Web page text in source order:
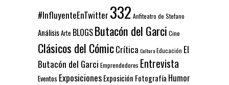
#InfluyenteEnTwitter 332 Anfiteatro de Stefano
AnálisisArte BLOGSButacón del Garci Cine
Clásicos del CómicCrítica CulturaEducación El
Butacón del Garci Emprendedores Entrevista
Eventos ExposicionesExposición Fotografía Humor